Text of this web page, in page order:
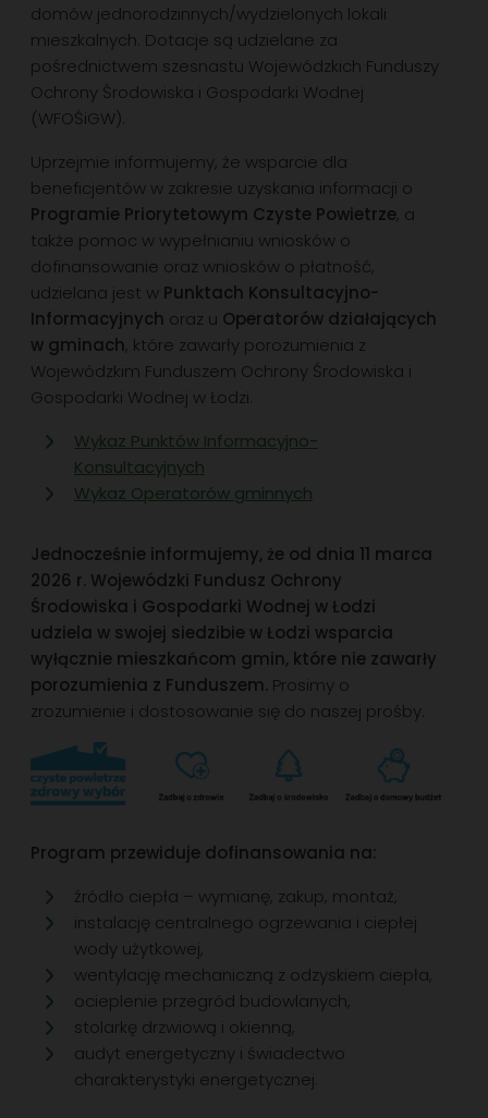
domów jednorodzinnych/wydzielonych lokali
mieszkalnych. Dotacje są udzielane za
pośrednictwem szesnastu Wojewódzkich Funduszy
Ochrony Środowiska i Gospodarki Wodnej
(WFOŚiGW).
Uprzejmie informujemy, że wsparcie dla
beneficjentów w zakresie uzyskania informacji o
Programie Priorytetowym Czyste Powietrze, a
także pomoc w wypełnianiu wniosków o
dofinansowanie oraz wniosków o płatność,
udzielana jest w Punktach Konsultacyjno-
Informacyjnych oraz u Operatorów działających
w gminach, które zawarły porozumienia z
Wojewódzkim Funduszem Ochrony Środowiska i
Gospodarki Wodnej w Łodzi.
Wykaz Punktów Informacyjno-
Konsultacyjnych
Wykaz Operatorów gminnych
Jednocześnie informujemy, że od dnia 11 marca
2026 r. Wojewódzki Fundusz Ochrony
Środowiska i Gospodarki Wodnej w Łodzi
udziela w swojej siedzibie w Łodzi wsparcia
wyłącznie mieszkańcom gmin, które nie zawarły
porozumienia z Funduszem. Prosimy o
zrozumienie i dostosowanie się do naszej prośby.
Program przewiduje dofinansowania na:
źródło ciepła – wymianę, zakup, montaż,
instalację centralnego ogrzewania i ciepłej
wody użytkowej,
wentylację mechaniczną z odzyskiem ciepła,
ocieplenie przegród budowlanych,
stolarkę drzwiową i okienną,
audyt energetyczny i świadectwo
charakterystyki energetycznej.